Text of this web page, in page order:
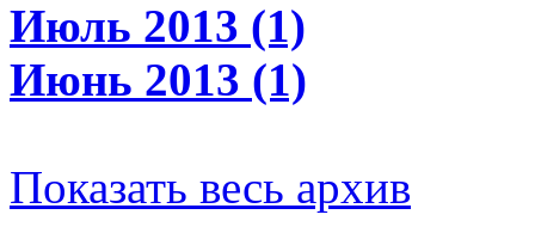
Июль 2013 (1)
Июнь 2013 (1)
Показать весь архив